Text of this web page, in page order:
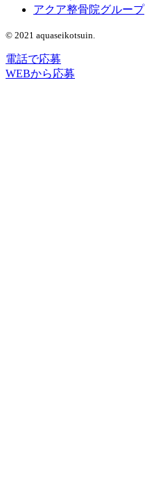
アクア整骨院グループ
© 2021 aquaseikotsuin.
電話で応募
WEBから応募